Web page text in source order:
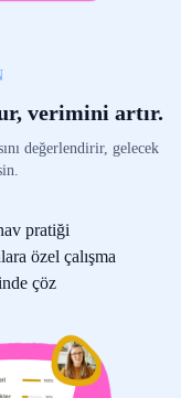
verimini artır.
değerlendirir, gelecek
pratiği
özel çalışma
çöz